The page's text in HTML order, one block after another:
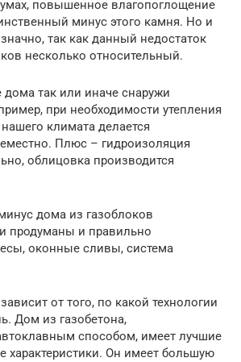
повышенное влагопоглощение
минус этого камня. Но и
так как данный недостаток
несколько относительный.
так или иначе снаружи
при необходимости утепления
климата делается
Плюс – гидроизоляция
облицовка производится
дома из газоблоков
продуманы и правильно
оконные сливы, система
от того, по какой технологии
Дом из газобетона,
способом, имеет лучшие
характеристики. Он имеет большую